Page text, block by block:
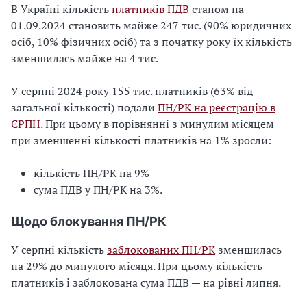
В Україні кількістьплатників ПДВ станом на
01.09.2024 становить майже 247 тис. (90% юридичних
осіб, 10% фізичних осіб) та з початку року їх кількість
зменшилась майже на 4 тис.
У серпні 2024 року 155 тис. платників (63% від
загальної кількості) подали ПН/РК на реєстрацію в
ЄРПН. При цьому в порівнянні з минулим місяцем
при зменшенні кількості платників на 1% зросли:
кількість ПН/РК на 9%
сума ПДВ у ПН/РК на 3%.
Щодо блокування ПН/РК
У серпні кількістьзаблокованих ПН/РКзменшилась
на 29% до минулого місяця. При цьому кількість
платників і заблокована сума ПДВ — на рівні липня.